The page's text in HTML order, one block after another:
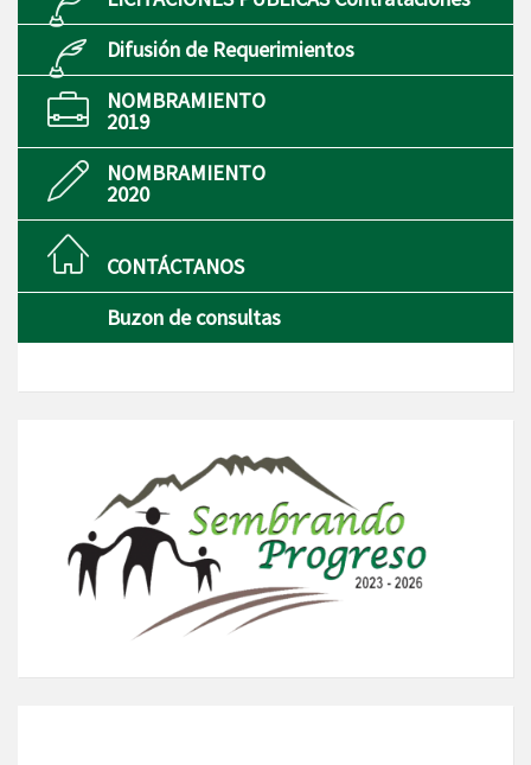
Difusión de Requerimientos
NOMBRAMIENTO
2019
NOMBRAMIENTO
2020
CONTÁCTANOS
Buzon de consultas